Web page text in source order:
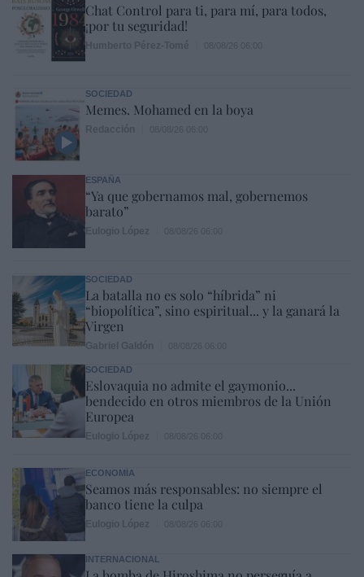
Chat Control para ti, para mí, para todos,
¡por tu seguridad!
SOCIEDAD
Memes. Mohamed en la boya
ESPAÑA
“Ya que gobernamos mal, gobernemos
barato”
SOCIEDAD
La batalla no es solo “híbrida” ni
“biopolítica”, sino espiritual... y la ganará la
Virgen
SOCIEDAD
Eslovaquia no admite el gaymonio...
bendecido en otros miembros de la Unión
Europea
ECONOMÍA
Seamos más responsables: no siempre el
banco tiene la culpa
INTERNACIONAL